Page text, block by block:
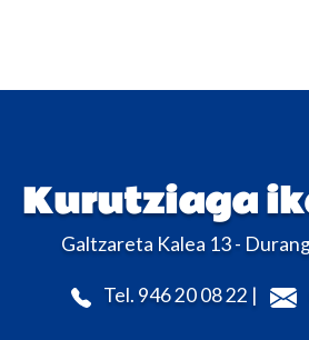
Kurutziaga
Galtzareta Kalea 13 -
Tel. 946 20 08 22 |